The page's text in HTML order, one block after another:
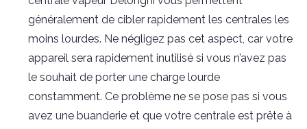
généralement de cibler rapidement les centrales les
moins lourdes. Ne négligez pas cet aspect, car votre
appareil sera rapidement inutilisé si vous n’avez pas
le souhait de porter une charge lourde
constamment. Ce problème ne se pose pas si vous
avez une buanderie et que votre centrale est prête à